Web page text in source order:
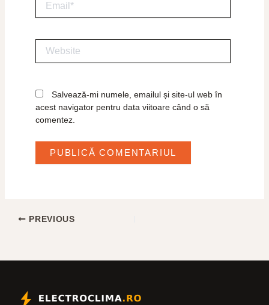
Salvează-mi numele, emailul și site-ul web în
acest navigator pentru data viitoare când o să
comentez.
PREVIOUS